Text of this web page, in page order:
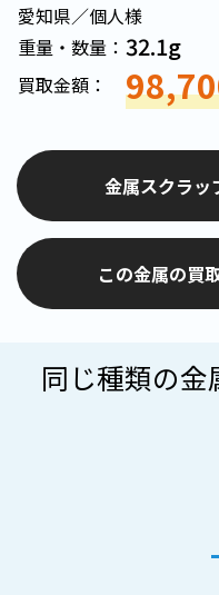
愛知県／個人様
重量・数量： 32.1g
買取金額：
金属スクラッ
この金属の買
同じ種類の